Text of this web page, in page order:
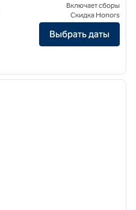
Hilton Garden Inn Foshan
Включает сборы
Скидка Honors
Выбрать даты